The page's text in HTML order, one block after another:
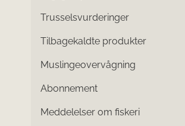
Trusselsvurderinger
Tilbagekaldte produkter
Muslingeovervågning
Abonnement
Meddelelser om fiskeri